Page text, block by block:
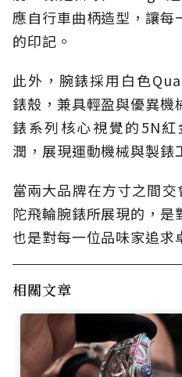
應自行車曲柄造型，讓每
的印記。
此外，腕錶採用白色
錶殼，兼具輕盈與優異
錶系列核心視覺的5N
潤，展現運動機械與製錶
當兩大品牌在方寸之間
陀飛輪腕錶所展現的，是
也是對每一位品味家追求
相關文章